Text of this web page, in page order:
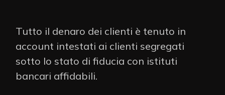
Tutto il denaro dei clienti è tenuto in
account intestati ai clienti segregati
sotto lo stato di fiducia con istituti
bancari affidabili.